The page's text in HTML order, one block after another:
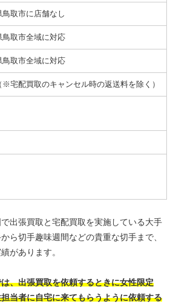
鳥取市に店舗なし
鳥取市全域に対応
鳥取市全域に対応
※宅配買取のキャンセル時の返送料を除く）
出張買取と宅配買取を実施している大手
ら切手趣味週間などの貴重な切手まで、
があります。
、出張買取を依頼するときに女性限定
当者に自宅に来てもらうように依頼する